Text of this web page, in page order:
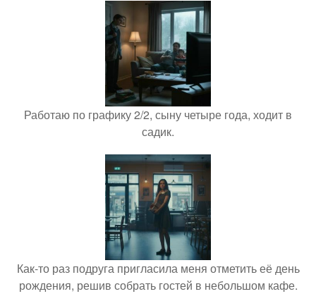
Работаю по графику 2/2, сыну четыре года, ходит в
садик.
Как-то раз подруга пригласила меня отметить её день
рождения, решив собрать гостей в небольшом кафе.